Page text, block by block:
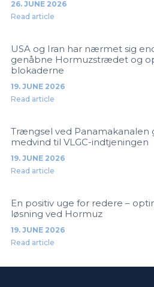
26. JUNE 2026
Read article
USA og Iran har nærmet sig
genåbne Hormuzstrædet og
blokaderne
19. JUNE 2026
Read article
Trængsel ved Panamakanalen
medvind til VLGC-indtjeningen
19. JUNE 2026
Read article
En positiv uge for redere –
løsning ved Hormuz
19. JUNE 2026
Read article